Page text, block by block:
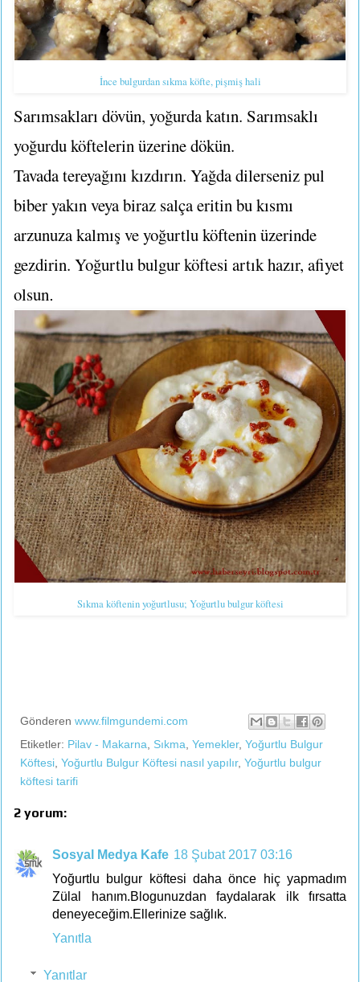
İnce bulgurdan sıkma köfte, pişmiş hali
Sarımsakları dövün, yoğurda katın. Sarımsaklı
yoğurdu köftelerin üzerine dökün.
Tavada tereyağını kızdırın. Yağda dilerseniz pul
biber yakın veya biraz salça eritin bu kısmı
arzunuza kalmış ve yoğurtlu köftenin üzerinde
gezdirin. Yoğurtlu bulgur köftesi artık hazır, afiyet
olsun.
Sıkma köftenin yoğurtlusu; Yoğurtlu bulgur köftesi
Gönderen www.filmgundemi.com
Etiketler: Pilav - Makarna Sıkma Yemekler, Yoğurtlu Bulgur
Köftesi Yoğurtlu Bulgur Köftesi nasıl yapılır, Yoğurtlu bulgur
köftesi tarifi
2 yorum:
Sosyal Medya Kafe 18 Şubat 2017 03:16
Yoğurtlu bulgur köftesi daha önce hiç yapmadım
Zülal hanım.Blogunuzdan faydalarak ilk fırsatta
deneyeceğim.Ellerinize sağlık.
Yanıtla
Yanıtlar